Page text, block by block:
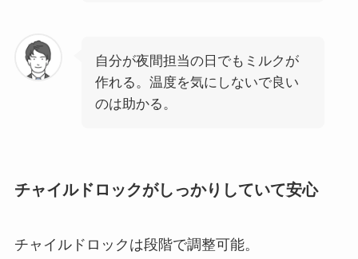
自分が夜間担当の日でもミルクが
作れる。温度を気にしないで良い
のは助かる。
チャイルドロックがしっかりしていて安心
チャイルドロックは段階で調整可能。